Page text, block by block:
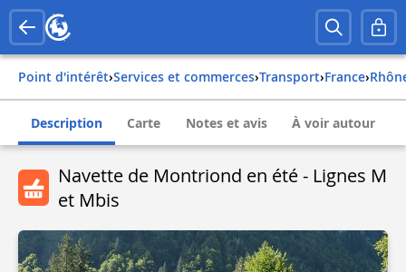
Point d'intérêt› Services et commerces› Transport› france›
Description Carte Notes et avis À voir autour
Navette de Montriond en été - Lignes M
et Mbis